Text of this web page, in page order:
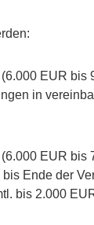
EUR bis
in
EUR bis
Ende der
bis 2.000